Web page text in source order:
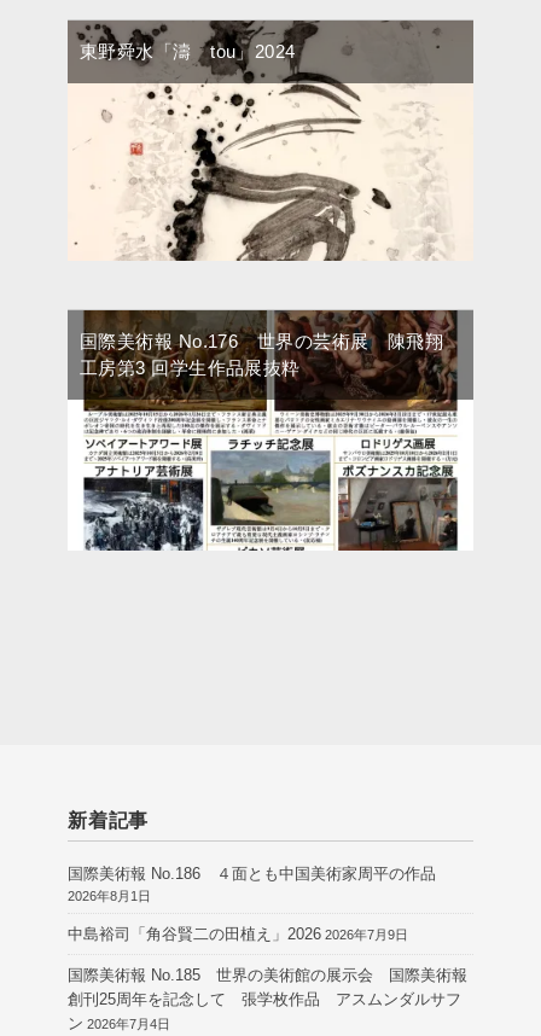
東野舜水「濤 tou」2024
国際美術報 No.176 世界の芸術展 陳飛翔
工房第3 回学生作品展抜粋
新着記事
国際美術報 No.186 ４面とも中国美術家周平の作品
2026年8月1日
中島裕司「角谷賢二の田植え」2026 2026年7月9日
国際美術報 No.185 世界の美術館の展示会 国際美術報
創刊25周年を記念して 張学枚作品 アスムンダルサフ
ン 2026年7月4日